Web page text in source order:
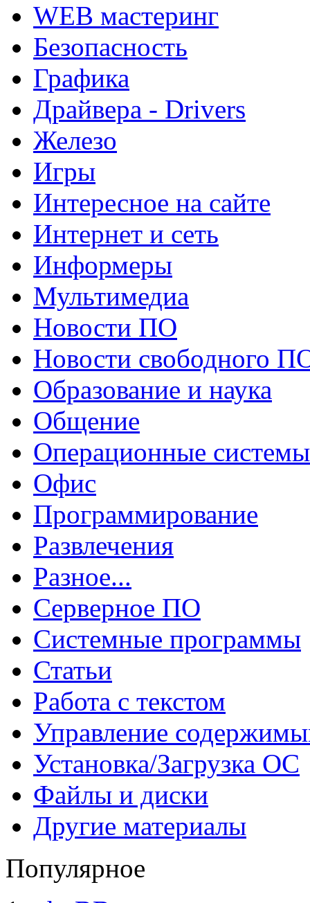
WEB мастеринг
Безопасность
Графика
Драйвера - Drivers
Железо
Игры
Интересное на сайте
Интернет и сеть
Информеры
Мультимедиа
Новости ПО
Новости свободного
Образование и наука
Общение
Операционные системы
Офис
Программирование
Развлечения
Разное...
Серверное ПО
Системные программы
Статьи
Работа с текстом
Управление
Установка/Загрузка ОС
Файлы и диски
Другие материалы
Популярное